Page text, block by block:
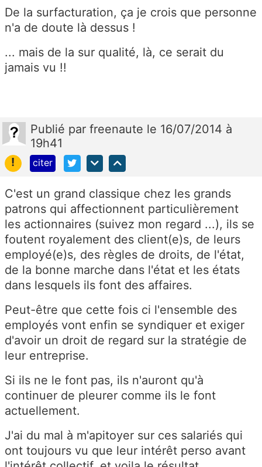
De la surfacturation, ça je crois que personne
n'a de doute là dessus !
... mais de la sur qualité, là, ce serait du
jamais vu !!
Publié par freenaute le 16/07/2014 à
19h41
!
citer
C'est un grand classique chez les grands
patrons qui affectionnent particulièrement
les actionnaires (suivez mon regard ...), ils se
foutent royalement des client(e)s, de leurs
employé(e)s, des règles de droits, de l'état,
de la bonne marche dans l'état et les états
dans lesquels ils font des affaires.
Peut-être que cette fois ci l'ensemble des
employés vont enfin se syndiquer et exiger
d'avoir un droit de regard sur la stratégie de
leur entreprise.
Si ils ne le font pas, ils n'auront qu'à
continuer de pleurer comme ils le font
actuellement.
J'ai du mal à m'apitoyer sur ces salariés qui
ont toujours vu que leur intérêt perso avant